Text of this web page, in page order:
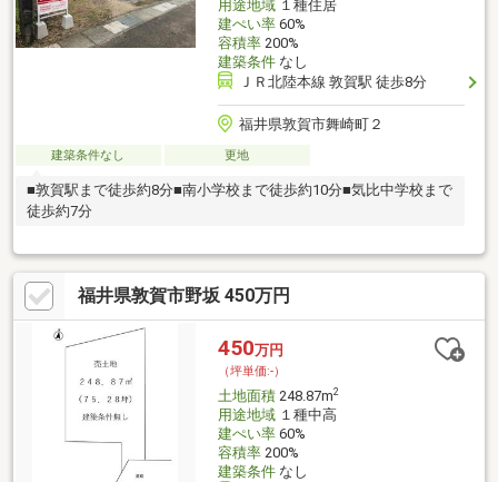
用途地域１種住居
建ぺい率60%
容積率200%
建築条件なし
ＪＲ北陸本線 敦賀駅 徒歩8分
福井県敦賀市舞崎町２
建築条件なし 更地
■敦賀駅まで徒歩約8分■南小学校まで徒歩約10分■気比中学校まで
徒歩約7分
福井県敦賀市野坂 450万円
450万円
（坪単価:-）
土地面積248.87m2
用途地域１種中高
建ぺい率60%
容積率200%
建築条件なし